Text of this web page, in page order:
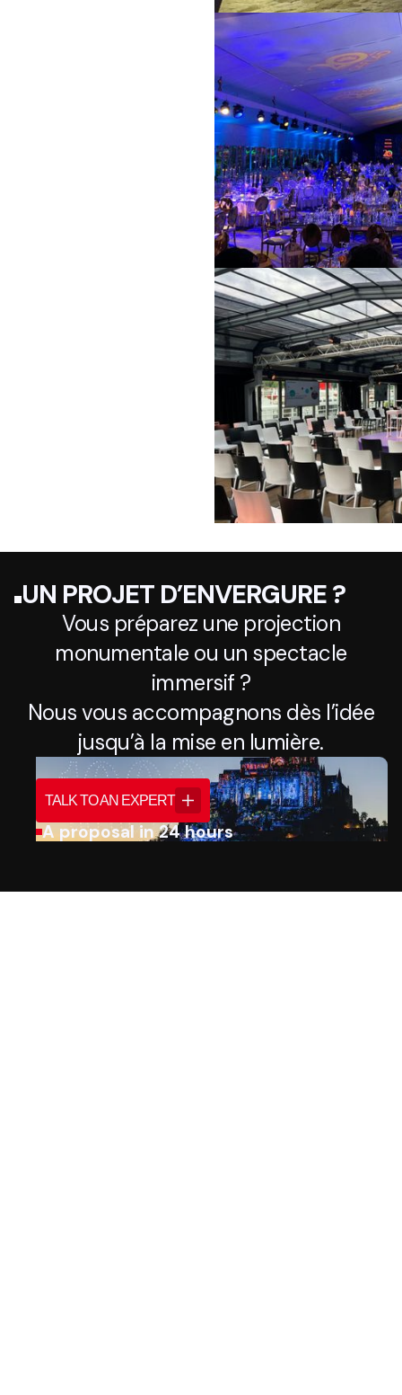
UN PROJET D’ENVERGURE ?
Vous préparez une projection
monumentale ou un spectacle
immersif ?
Nous vous accompagnons dès l’idée
jusqu’à la mise en lumière.
TALK TO AN EXPERT
A proposal in 24 hours